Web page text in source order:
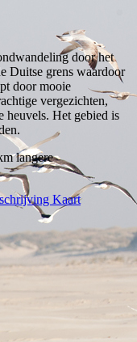
door het
Duitse grens waardoor
door mooie
vergezichten,
heuvels. Het gebied is
langere
Kaart